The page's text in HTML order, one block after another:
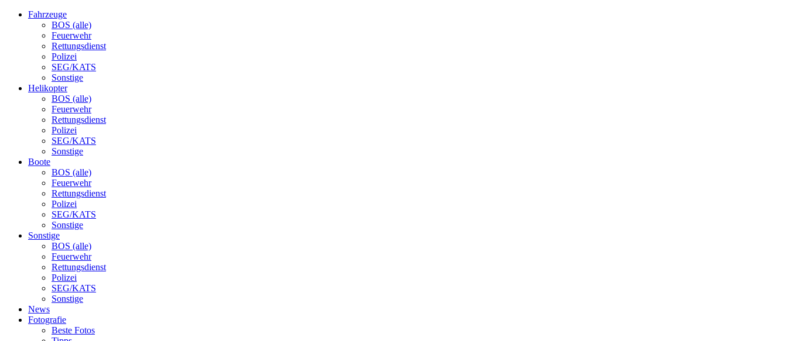
Fahrzeuge
BOS (alle)
Feuerwehr
Rettungsdienst
Polizei
SEG/KATS
Sonstige
Helikopter
BOS (alle)
Feuerwehr
Rettungsdienst
Polizei
SEG/KATS
Sonstige
Boote
BOS (alle)
Feuerwehr
Rettungsdienst
Polizei
SEG/KATS
Sonstige
Sonstige
BOS (alle)
Feuerwehr
Rettungsdienst
Polizei
SEG/KATS
Sonstige
News
Fotografie
Beste Fotos